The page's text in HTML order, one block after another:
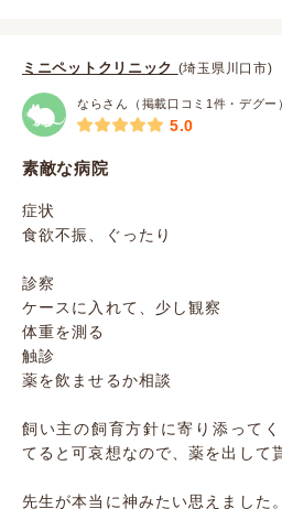
ミニペットクリニック (埼玉県川口市)
ならさん（掲載口コミ1件・デグー
5.0
素敵な病院
症状
食欲不振、ぐったり
診察
ケースに入れて、少し観察
体重を測る
触診
薬を飲ませるか相談
飼い主の飼育方針に寄り添って
てると可哀想なので、薬を出して
先生が本当に神みたい思えました。